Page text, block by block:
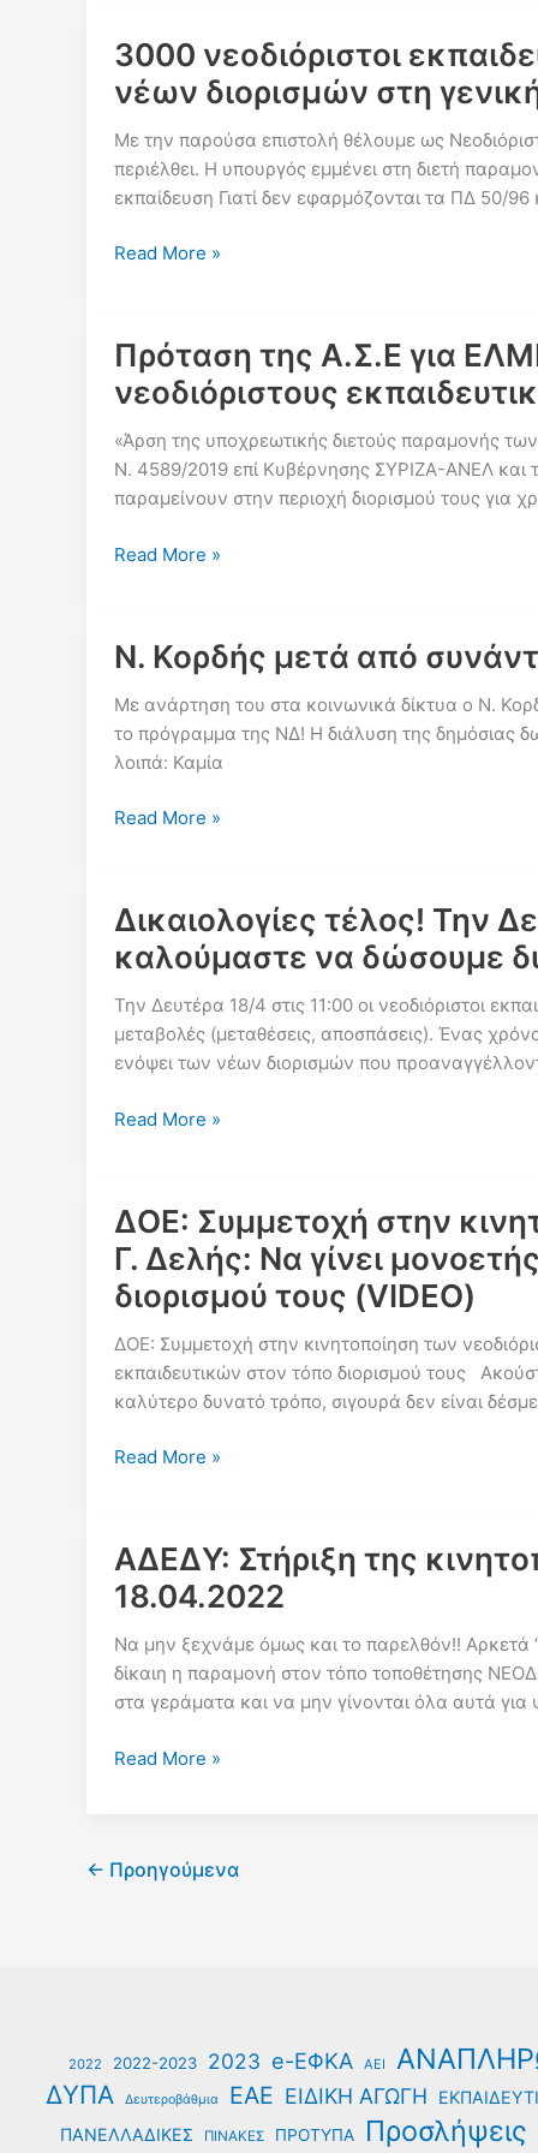
–
των
ερωτήματα
για
τις
των
νεοδιοριστων
εκπαιδευτικών
3000 νεοδιόριστοι
νέων διορισμών στη
Με την παρούσα επιστολή θέλουμε ως
περιέλθει. Η υπουργός εμμένει στη διετή
εκπαίδευση Γιατί δεν εφαρμόζονται τα ΠΔ 50/
3000
ζητούν
δικαίωμα
σε
μεταβολές
εν’οψει
νέων
στη
Read More »
Πρόταση της Α.Σ.Ε για
νεοδιόριστους
«Άρση της υποχρεωτικής διετούς παραμονής
Ν. 4589/2019 επί Κυβέρνησης ΣΥΡΙΖΑ-ΑΝΕΛ και
παραμείνουν στην περιοχή διορισμού τους για
Πρόταση
ΕΛΜΕ
και
Συλλόγων
Π.Ε.
κατάθεση
νεοδιόριστους
εκπαιδευτικούς
Read More »
Ν. Κορδής μετά από
Με ανάρτηση του στα κοινωνικά δίκτυα ο Ν.
το πρόγραμμα της ΝΔ! Η διάλυση της δημόσιας
λοιπά: Καμία
Ν.
από
συνάντηση
με
Κόπτση
–
κ.
Read More »
Δικαιολογίες τέλος! Την
καλούμαστε να δώσουμε
Την Δευτέρα 18/4 στις 11:00 οι νεοδιόριστοι
μεταβολές (μεταθέσεις, αποσπάσεις). Ένας
ενόψει των νέων διορισμών που
Δικαιολογίες
18/4
στις
11:00
νεοδιόριστοι
εκπαιδευτικοί
καλούμαστε
δώσουμε
στο
ΥΠΑΙΘ
Read More »
ΔΟΕ: Συμμετοχή στην
Γ. Δελής: Να γίνει
διορισμού τους (VIDEO)
ΔΟΕ: Συμμετοχή στην κινητοποίηση των
εκπαιδευτικών στον τόπο διορισμού τους
καλύτερο δυνατό τρόπο, σιγουρά δεν είναι
ΔΟΕ:
κινητοποίηση
των
νεοδιόριστων
στις
18
Απριλίου
Γ.
γίνει
μονοετής
στον
τόπο
τους
Read More »
ΑΔΕΔΥ: Στήριξη της
18.04.2022
Να μην ξεχνάμε όμως και το παρελθόν!! Αρκετά
δίκαιη η παραμονή στον τόπο τοποθέτησης
στα γεράματα και να μην γίνονται όλα αυτά
ΑΔΕΔΥ:
των
Read More »
← Προηγούμενα
2022 2022-2023 2023 e-ΕΦΚΑ ΑΕΙ
ΔΥΠΑ Δευτεροβάθμια ΕΑΕ ΕΙΔΙΚΗ ΑΓΩΓΗ
ΠΑΝΕΛΛΑΔΙΚΕΣ ΠΙΝΑΚΕΣ ΠΡΟΤΥΠΑ Προσλήψεις